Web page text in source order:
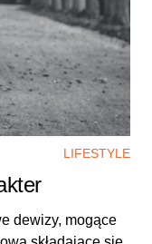
LIFESTYLE
dewizy, mogące